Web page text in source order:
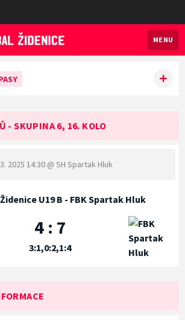
MENU
- SKUPINA 6, 16. KOLO
2025 14:30@ SH Spartak Hluk
U19 B - FBK Spartak Hluk
4 : 7
3:1,0:2,1:4